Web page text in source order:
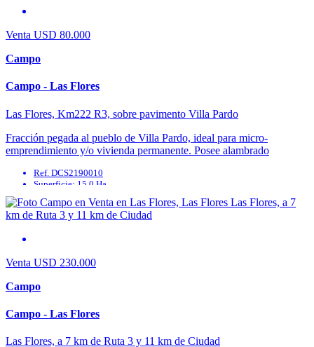
Venta USD 80.000
Campo
Campo - Las Flores
Las Flores, Km222 R3, sobre pavimento Villa Pardo
Fracción pegada al pueblo de Villa Pardo, ideal para micro-
emprendimiento y/o vivienda permanente. Posee alambrado
Ref. DCS2190010
Superficie: 15.0 Ha
Agua Potable: No
Cable: No
Venta USD 230.000
Campo
Campo - Las Flores
Las Flores, a 7 km de Ruta 3 y 11 km de Ciudad